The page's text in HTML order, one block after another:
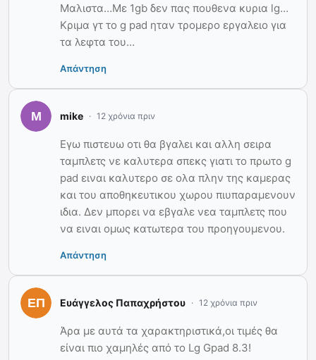
Μαλιστα…Με 1gb δεν πας πουθενα κυρια lg…
Κριμα γτ το g pad ηταν τρομερο εργαλειο για
τα λεφτα του…
Απάντηση
mike 12 χρόνια πριν
Εγω πιστευω οτι θα βγαλει και αλλη σειρα
ταμπλετς νε καλυτερα σπεκς γιατι το πρωτο g
pad ειναι καλυτερο σε ολα πλην της καμερας
και του αποθηκευτικου χωρου πιυπαραμενουν
ιδια. Δεν μπορει να εβγαλε νεα ταμπλετς που
να ειναι ομως κατωτερα του προηγουμενου.
Απάντηση
Ευάγγελος Παπαχρήστου 12 χρόνια πριν
Άρα με αυτά τα χαρακτηριστικά,οι τιμές θα
είναι πιο χαμηλές από το Lg Gpad 8.3!